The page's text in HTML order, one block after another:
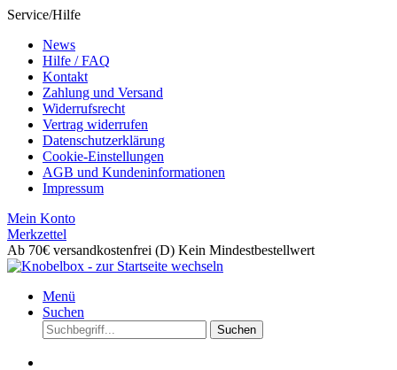
Service/Hilfe
News
Hilfe / FAQ
Kontakt
Zahlung und Versand
Widerrufsrecht
Vertrag widerrufen
Datenschutzerklärung
Cookie-Einstellungen
AGB und Kundeninformationen
Impressum
Mein Konto
Merkzettel
Ab 70€ versandkostenfrei (D) Kein Mindestbestellwert
Menü
Suchen
Suchen